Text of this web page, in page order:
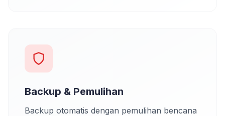
Backup & Pemulihan
Backup otomatis dengan pemulihan bencana